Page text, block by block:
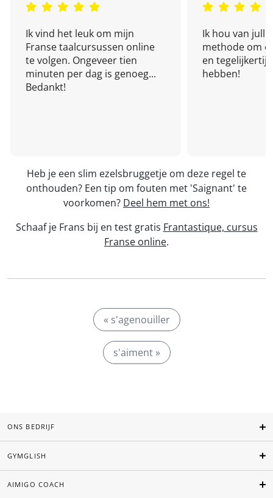
Ik vind het leuk om mijn
Franse taalcursussen online
te volgen. Ongeveer tien
minuten per dag is genoeg...
Bedankt!
Ik hou van
methode om
en
hebben!
Heb je een slim ezelsbruggetje om deze regel te
onthouden? Een tip om fouten met 'Saignant' te
voorkomen? Deel hem met ons!
Schaaf je Frans bij en test gratis Frantastique, cursus
Franse online.
« s'agenouiller
s'aiment »
ONS BEDRIJF
GYMGLISH
AIMIGO COACH